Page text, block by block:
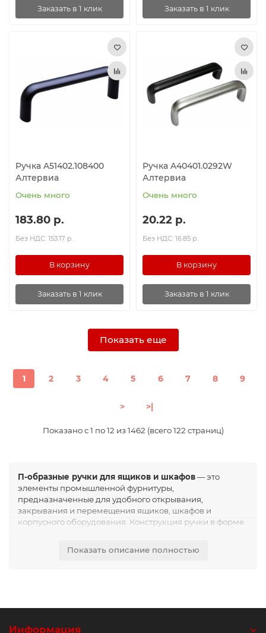
Заказать в 1 клик Заказать в 1 клик
Ручка A51402.108400
Алтервиа
Очень много
183.80 р.
Без НДС: 153.17 р.
В корзину
Заказать в 1 клик
Ручка A40401.0292W
Алтервиа
Очень много
20.22 р.
Без НДС: 16.85 р.
В корзину
Заказать в 1 клик
Показать еще
1 2 3 4 5 6 7 8 9
> >|
Показано с 1 по 12 из 1462 (всего 122 страниц)
П-образные ручки для ящиков и шкафов— это
элементы промышленной фурнитуры,
предназначенные для удобного открывания,
закрывания и перемещения ящиков, шкафов и
корпусного оборудования. Конструкция ручки в форме
выдвижные ящики даже при интенсивной
Показать описание полностью
Информация